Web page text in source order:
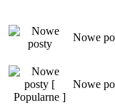
Nowe
Nowe